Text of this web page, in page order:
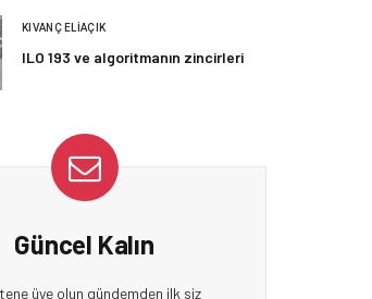
KIVANÇ ELIAÇIK
ILO 193 ve algoritmanın zincirleri
Güncel Kalın
üye olun gündemden ilk siz